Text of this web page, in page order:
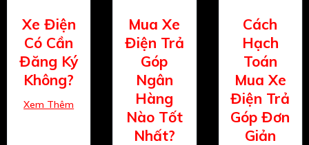
Xe Điện
Có Cần
Đăng Ký
Không?
Xem Thêm
Mua Xe
Điện Trả
Góp
Ngân
Hàng
Nào Tốt
Nhất?
Cách
Hạch
Toán
Mua Xe
Điện Trả
Góp Đơn
Giản